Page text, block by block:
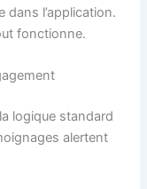
dans l’application.
fonctionne.
logique standard
alertent